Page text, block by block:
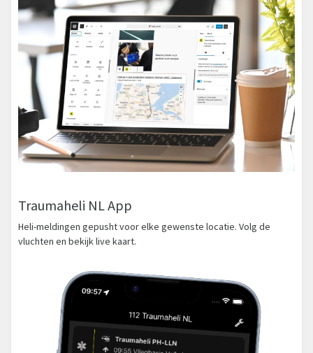
Traumaheli NL App
Heli-meldingen gepusht voor elke gewenste locatie. Volg de
vluchten en bekijk live kaart.